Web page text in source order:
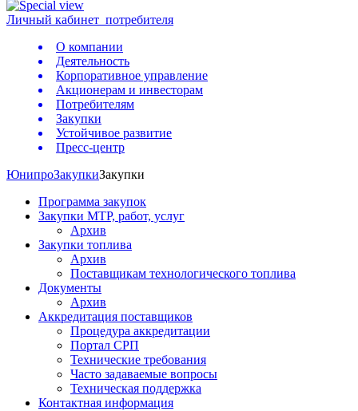
Личный кабинет потребителя
О компании
Деятельность
Корпоративное управление
Акционерам и инвесторам
Потребителям
Закупки
Устойчивое развитие
Пресс-центр
ЮнипроЗакупкиЗакупки
Программа закупок
Закупки МТР, работ, услуг
Архив
Закупки топлива
Архив
Поставщикам технологического топлива
Документы
Архив
Аккредитация поставщиков
Процедура аккредитации
Портал СРП
Технические требования
Часто задаваемые вопросы
Техническая поддержка
Контактная информация